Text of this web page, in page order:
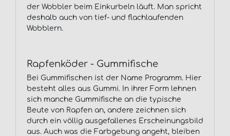
der Wobbler beim Einkurbeln läuft. Man spricht
deshalb auch von tief- und flachlaufenden
Wobblern.
Rapfenköder - Gummifische
Bei Gummifischen ist der Name Programm. Hier
besteht alles aus Gummi. In ihrer Form lehnen
sich manche Gummifische an die typische
Beute von Rapfen an, andere zeichnen sich
durch ein völlig ausgefallenes Erscheinungsbild
aus. Auch was die Farbgebung angeht, bleiben